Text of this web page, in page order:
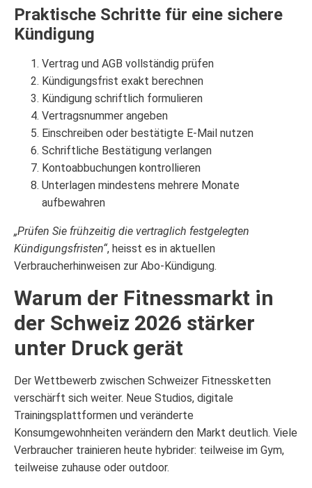
Praktische Schritte für eine sichere
Kündigung
Vertrag und AGB vollständig prüfen
Kündigungsfrist exakt berechnen
Kündigung schriftlich formulieren
Vertragsnummer angeben
Einschreiben oder bestätigte E-Mail nutzen
Schriftliche Bestätigung verlangen
Kontoabbuchungen kontrollieren
Unterlagen mindestens mehrere Monate
aufbewahren
„Prüfen Sie frühzeitig die vertraglich festgelegten
Kündigungsfristen“, heisst es in aktuellen
Verbraucherhinweisen zur Abo-Kündigung.
Warum der Fitnessmarkt in
der Schweiz 2026 stärker
unter Druck gerät
Der Wettbewerb zwischen Schweizer Fitnessketten
verschärft sich weiter. Neue Studios, digitale
Trainingsplattformen und veränderte
Konsumgewohnheiten verändern den Markt deutlich. Viele
Verbraucher trainieren heute hybrider: teilweise im Gym,
teilweise zuhause oder outdoor.